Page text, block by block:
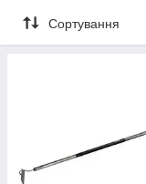
Сортування